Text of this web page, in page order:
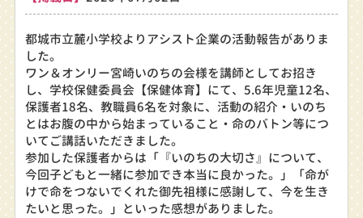
都城市立麓小学校よりアシスト企業の活動報告がありま
した。
ワン＆オンリー宮崎いのちの会様を講師としてお招き
し、学校保健委員会【保健体育】にて、5.6年児童12名、
保護者18名、教職員6名を対象に、活動の紹介・いのち
とはお腹の中から始まっていること・命のバトン等につ
いてご講話いただきました。
参加した保護者からは「『いのちの大切さ』について、
今回子どもと一緒に参加でき本当に良かった。」「命が
けで命をつないでくれた御先祖様に感謝して、今を生き
たいと思った。」といった感想がありました。